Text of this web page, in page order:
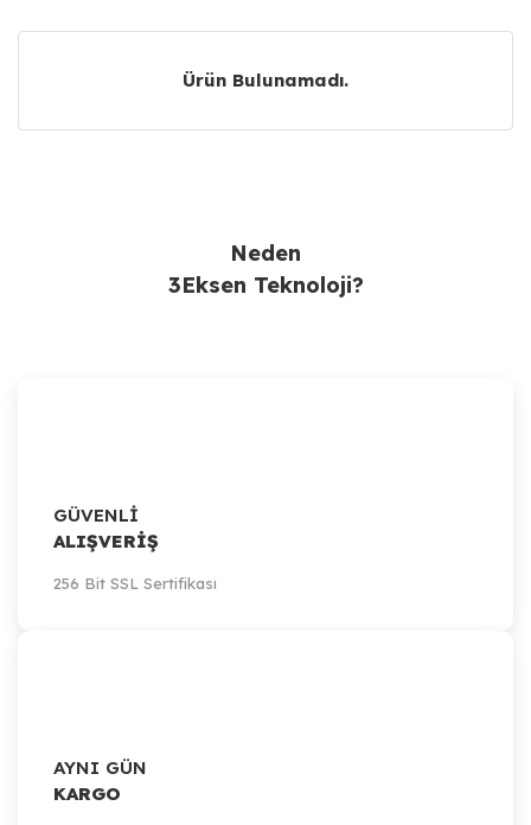
Ürün Bulunamadı.
Neden
3Eksen Teknoloji?
GÜVENLİ
ALIŞVERİŞ
256 Bit SSL Sertifikası
AYNI GÜN
KARGO